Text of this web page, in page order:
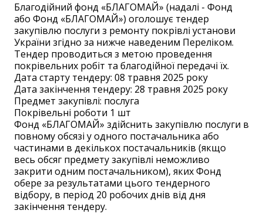
Благодійний фонд «БЛАГОМАЙ» (надалі - Фонд
або Фонд «БЛАГОМАЙ») оголошує тендер
закупівлю послуги з ремонту покрівлі установи
України згідно за нижче наведеним Переліком.
Тендер проводиться з метою проведення
покрівельних робіт та благодійної передачі їх.
Дата старту тендеру: 08 травня 2025 року
Дата закінчення тендеру: 28 травня 2025 року
Предмет закупівлі: послуга
Покрівельні роботи 1 шт
Фонд «БЛАГОМАЙ» здійснить закупівлю послуги в
повному обсязі у одного постачальника або
частинами в декількох постачальників (якщо
весь обсяг предмету закупівлі неможливо
закрити одним постачальником), яких Фонд
обере за результатами цього тендерного
відбору, в період 20 робочих днів від дня
закінчення тендеру.